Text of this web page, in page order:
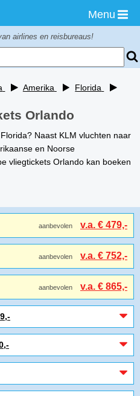
Menu
airlines en reisbureaus!
Amerika
Florida
Orlando
Naast KLM vluchten naar
en Noorse
vliegtickets Orlando kan boeken
aanbevolen v.a. € 479,-
aanbevolen v.a. € 752,-
aanbevolen v.a. € 865,-